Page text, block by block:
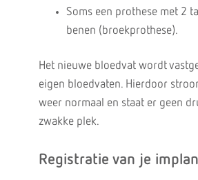
Soms een prothese met 2
benen (broekprothese).
Het nieuwe bloedvat wordt
eigen bloedvaten. Hierdoor
weer normaal en staat er geen
zwakke plek.
Registratie van je